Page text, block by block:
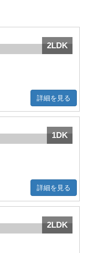
詳細を見る
2LDK
詳細を見る
1DK
2LDK